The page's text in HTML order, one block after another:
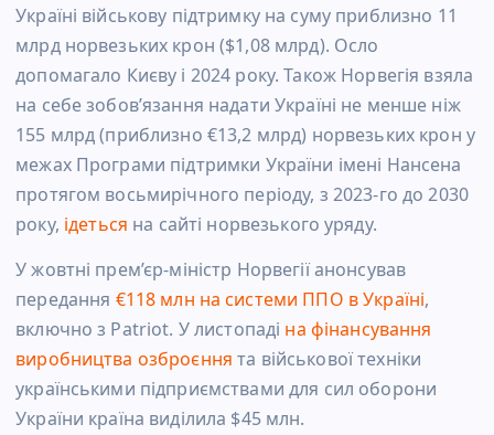
Україні військову підтримку на суму приблизно 11
млрд норвезьких крон ($1,08 млрд). Осло
допомагало Києву і 2024 року. Також Норвегія взяла
на себе зобов’язання надати Україні не менше ніж
155 млрд (приблизно €13,2 млрд) норвезьких крон у
межах Програми підтримки України імені Нансена
протягом восьмирічного періоду, з 2023-го до 2030
року, ідеться на сайті норвезького уряду.
У жовтні прем’єр-міністр Норвегії анонсував
передання €118 млн на системи ППО в Україні,
включно з Patriot. У листопаді на фінансування
виробництва озброєння та військової техніки
українськими підприємствами для сил оборони
України країна виділила $45 млн.